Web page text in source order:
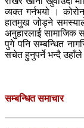
व्यक्त गर्नभयो ।
हातमुख जोड्ने समस्याले
अनुहारलाई सामाजिक
पुगे पनि सम्बन्धित
सचेत हुनुपर्ने भन्दै उहाँले
सम्बन्धित समाचार